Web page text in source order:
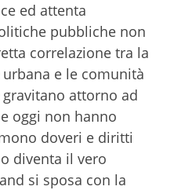
ed attenta
pubbliche non
correlazione tra la
e le comunità
attorno ad
oggi non hanno
doveri e diritti
diventa il vero
si sposa con la